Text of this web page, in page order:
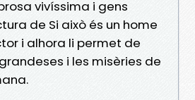
vivíssima i gens
de Si això és un home
i alhora li permet de
i les misèries de